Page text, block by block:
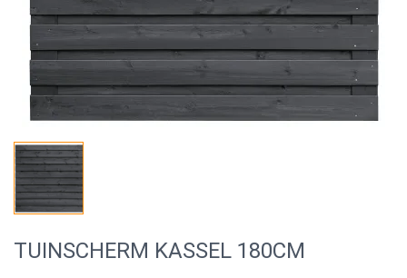
TUINSCHERM KASSEL 180CM